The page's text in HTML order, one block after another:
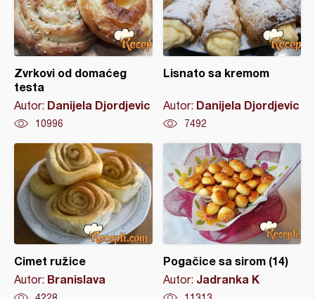
Zvrkovi od domaćeg
testa
Autor: Danijela Djordjevic
10996
Lisnato sa kremom
Autor: Danijela Djordjevic
7492
Cimet ružice
Autor: Branislava
Pogačice sa sirom (14)
Autor: Jadranka K